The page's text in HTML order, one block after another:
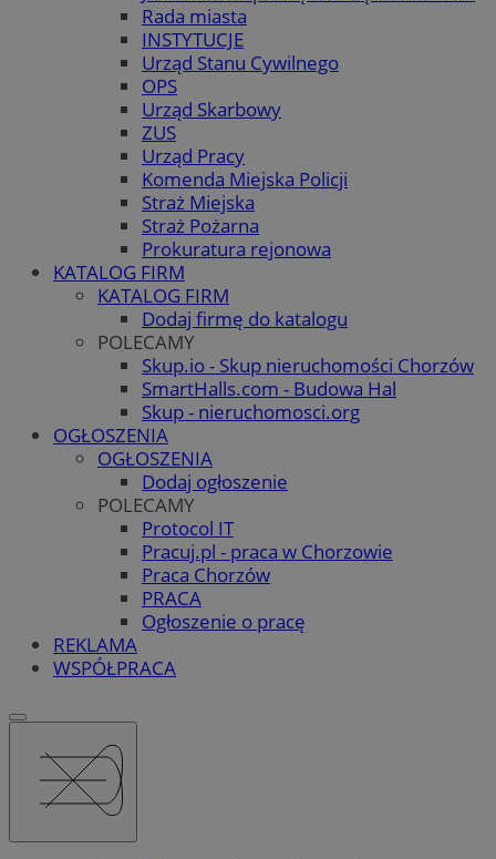
Rada miasta
INSTYTUCJE
Urząd Stanu Cywilnego
OPS
Urząd Skarbowy
ZUS
Urząd Pracy
Komenda Miejska Policji
Straż Miejska
Straż Pożarna
Prokuratura rejonowa
KATALOG FIRM
KATALOG FIRM
Dodaj firmę do katalogu
POLECAMY
Skup.io - Skup nieruchomości Chorzów
SmartHalls.com - Budowa Hal
Skup - nieruchomosci.org
OGŁOSZENIA
OGŁOSZENIA
Dodaj ogłoszenie
POLECAMY
Protocol IT
Pracuj.pl - praca w Chorzowie
Praca Chorzów
PRACA
Ogłoszenie o pracę
REKLAMA
WSPÓŁPRACA